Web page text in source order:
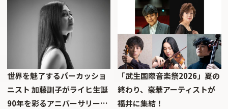
世界を魅了するパーカッショ
ニスト 加藤訓子がライヒ生誕
90年を彩るアニバーサリー…
「武生国際音楽祭2026」――夏の
終わり、豪華アーティストが
福井に集結！